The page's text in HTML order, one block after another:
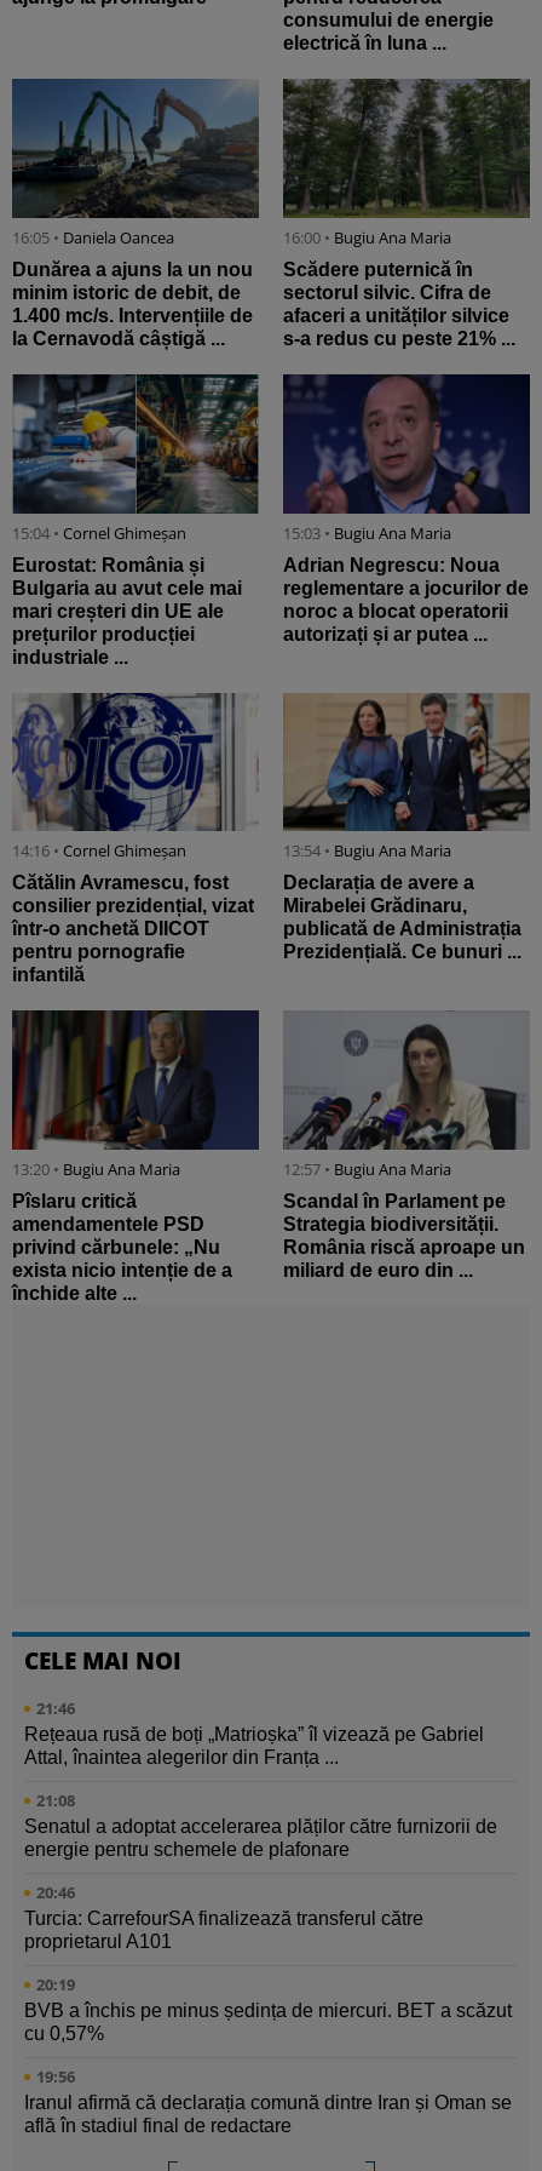
consumului de energie
electrică în luna ...
16:05 • Daniela Oancea
Dunărea a ajuns la un nou
minim istoric de debit, de
1.400 mc/s. Intervențiile de
la Cernavodă câștigă ...
16:00 • Bugiu ⁠Ana Maria
Scădere puternică în
sectorul silvic. Cifra de
afaceri a unităților silvice
s-a redus cu peste 21% ...
15:04 • Cornel Ghimeșan
Eurostat: România și
Bulgaria au avut cele mai
mari creșteri din UE ale
prețurilor producției
industriale ...
15:03 • Bugiu ⁠Ana Maria
Adrian Negrescu: Noua
reglementare a jocurilor de
noroc a blocat operatorii
autorizați și ar putea ...
14:16 • Cornel Ghimeșan
Cătălin Avramescu, fost
consilier prezidențial, vizat
într-o anchetă DIICOT
pentru pornografie
infantilă
13:54 • Bugiu ⁠Ana Maria
Declarația de avere a
Mirabelei Grădinaru,
publicată de Administrația
Prezidențială. Ce bunuri ...
13:20 • Bugiu ⁠Ana Maria
Pîslaru critică
amendamentele PSD
privind cărbunele: „Nu
exista nicio intenție de a
închide alte ...
12:57 • Bugiu ⁠Ana Maria
Scandal în Parlament pe
Strategia biodiversității.
România riscă aproape un
miliard de euro din ...
CELE MAI NOI
21:46
Rețeaua rusă de boți „Matrioșka” îl vizează pe Gabriel
Attal, înaintea alegerilor din Franța ...
21:08
Senatul a adoptat accelerarea plăților către furnizorii de
energie pentru schemele de plafonare
20:46
Turcia: CarrefourSA finalizează transferul către
proprietarul A101
20:19
BVB a închis pe minus ședința de miercuri. BET a scăzut
cu 0,57%
19:56
Iranul afirmă că declarația comună dintre Iran și Oman se
află în stadiul final de redactare